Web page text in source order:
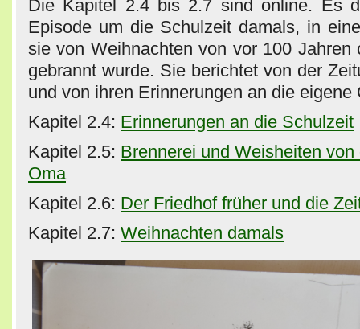
Die Kapitel 2.4 bis 2.7 sind online. Es
Episode um die Schulzeit damals, in
sie von Weihnachten von vor 100 Jahren
gebrannt wurde. Sie berichtet von der
und von ihren Erinnerungen an die eigene
Kapitel 2.4: Erinnerungen an die Schulzeit
Kapitel 2.5: Brennerei und Weisheiten von
Oma
Kapitel 2.6: Der Friedhof früher und die
Kapitel 2.7: Weihnachten damals